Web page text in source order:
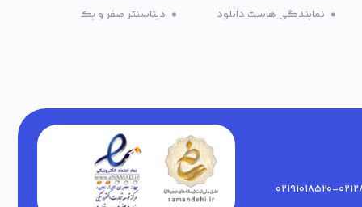
نمایندگی هاست دانلود
دیتاسنتر صفر و یک